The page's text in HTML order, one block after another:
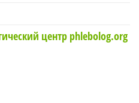
центр phlebolog.org